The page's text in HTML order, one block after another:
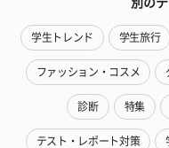
別の
学生トレンド 学生旅行
ファッション・コスメ
診断 特集
テスト・レポート対策